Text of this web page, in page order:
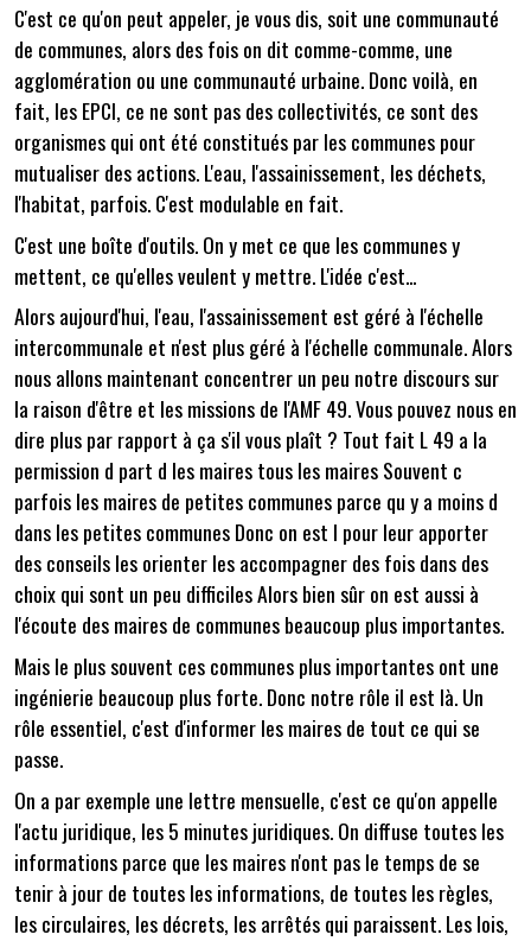
C'est ce qu'on peut appeler, je vous dis, soit une communauté
de communes, alors des fois on dit comme-comme, une
agglomération ou une communauté urbaine. Donc voilà, en
fait, les EPCI, ce ne sont pas des collectivités, ce sont des
organismes qui ont été constitués par les communes pour
mutualiser des actions. L'eau, l'assainissement, les déchets,
l'habitat, parfois. C'est modulable en fait.
C'est une boîte d'outils. On y met ce que les communes y
mettent, ce qu'elles veulent y mettre. L'idée c'est...
Alors aujourd'hui, l'eau, l'assainissement est géré à l'échelle
intercommunale et n'est plus géré à l'échelle communale. Alors
nous allons maintenant concentrer un peu notre discours sur
la raison d'être et les missions de l'AMF 49. Vous pouvez nous en
dire plus par rapport à ça s'il vous plaît ? Tout fait L 49 a la
permission d part d les maires tous les maires Souvent c
parfois les maires de petites communes parce qu y a moins d
dans les petites communes Donc on est l pour leur apporter
des conseils les orienter les accompagner des fois dans des
choix qui sont un peu difficiles Alors bien sûr on est aussi à
l'écoute des maires de communes beaucoup plus importantes.
Mais le plus souvent ces communes plus importantes ont une
ingénierie beaucoup plus forte. Donc notre rôle il est là. Un
rôle essentiel, c'est d'informer les maires de tout ce qui se
passe.
On a par exemple une lettre mensuelle, c'est ce qu'on appelle
l'actu juridique, les 5 minutes juridiques. On diffuse toutes les
informations parce que les maires n'ont pas le temps de se
tenir à jour de toutes les informations, de toutes les règles,
les circulaires, les décrets, les arrêtés qui paraissent. Les lois,